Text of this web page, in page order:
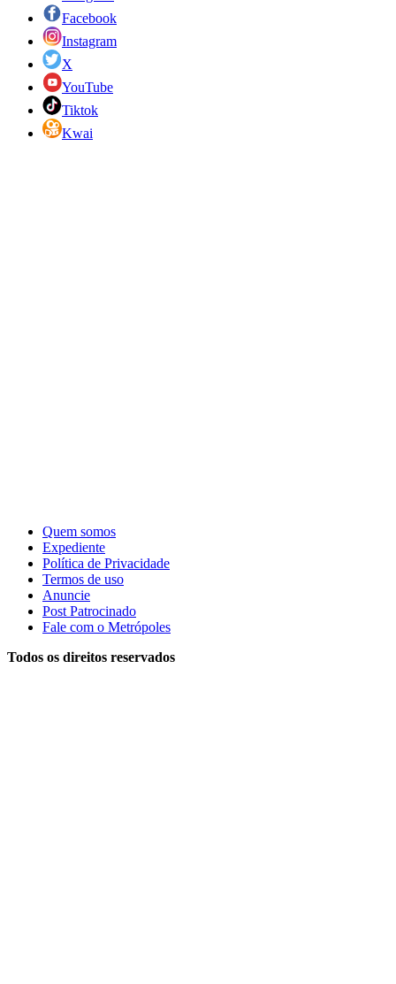
Facebook
Instagram
X
YouTube
Tiktok
Kwai
Quem somos
Expediente
Política de Privacidade
Termos de uso
Anuncie
Post Patrocinado
Fale com o Metrópoles
Todos os direitos reservados